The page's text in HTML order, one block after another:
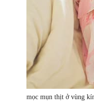
mọc mụn thịt ở vùng